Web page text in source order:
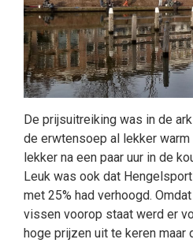
De prijsuitreiking was in de
de erwtensoep al lekker warm
lekker na een paar uur in de
Leuk was ook dat
met 25% had verhoogd.
vissen voorop staat werd er
hoge prijzen uit te keren maar